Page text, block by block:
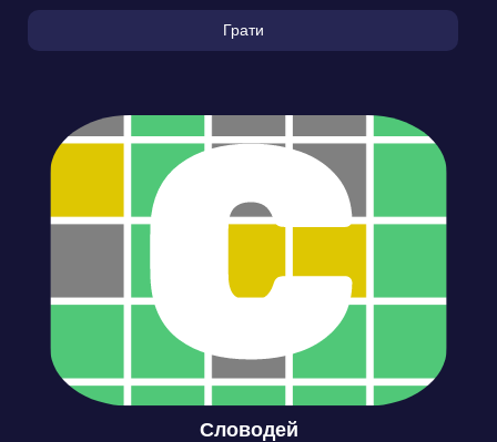
Грати
Словодей